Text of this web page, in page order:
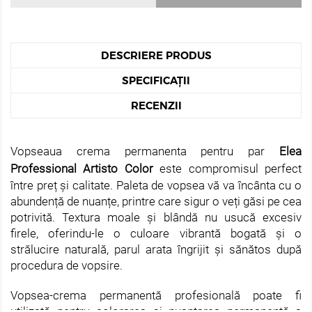
DESCRIERE PRODUS
SPECIFICAȚII
RECENZII
Vopseaua crema permanenta pentru par Elea
Professional Artisto Coloreste compromisul perfect
între preț și calitate. Paleta de vopsea vă va încânta cu o
abundență de nuanțe, printre care sigur o veți găsi pe cea
potrivită. Textura moale și blândă nu usucă excesiv
firele, oferindu-le o culoare vibrantă bogată și o
strălucire naturală, parul arata îngrijit și sănătos după
procedura de vopsire.
Vopsea-crema permanentă profesională poate fi